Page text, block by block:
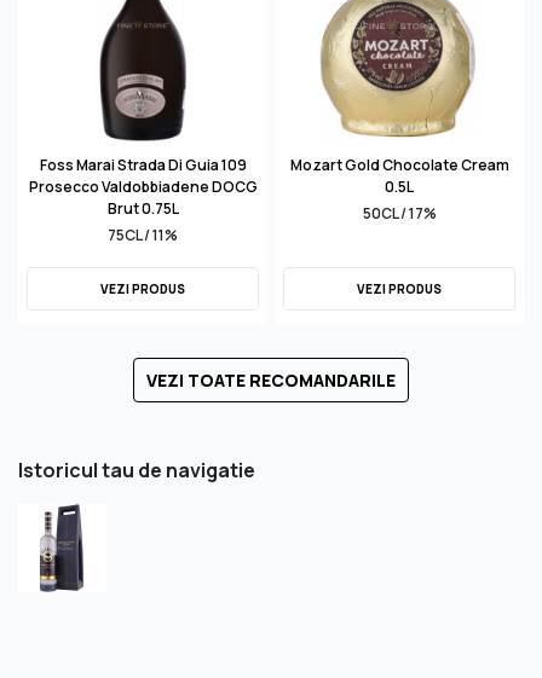
Foss Marai Strada Di Guia 109
Prosecco Valdobbiadene DOCG
Brut 0.75L
75CL / 11%
VEZI PRODUS
Mozart Gold Chocolate Cream
0.5L
50CL / 17%
VEZI PRODUS
VEZI TOATE RECOMANDARILE
Istoricul tau de navigatie